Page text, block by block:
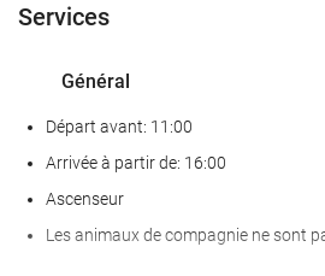
Services
Général
Départ avant: 11:00
Arrivée à partir de: 16:00
Ascenseur
Les animaux de compagnie ne sont